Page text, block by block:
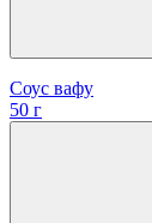
Соус вафу
50 г